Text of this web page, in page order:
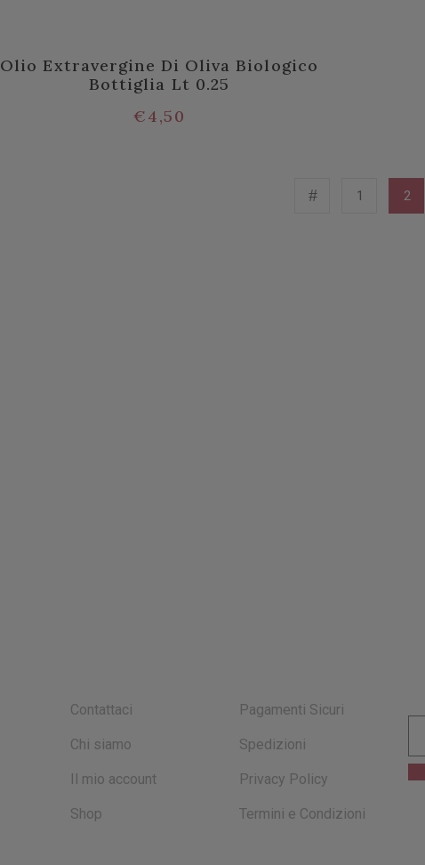
Olio Extravergine Di Oliva Biologico
Bottiglia Lt 0.25
€4,50
1 2
Contattaci
Chi siamo
Il mio account
Shop
Pagamenti Sicuri
Spedizioni
Privacy Policy
Termini e Condizioni